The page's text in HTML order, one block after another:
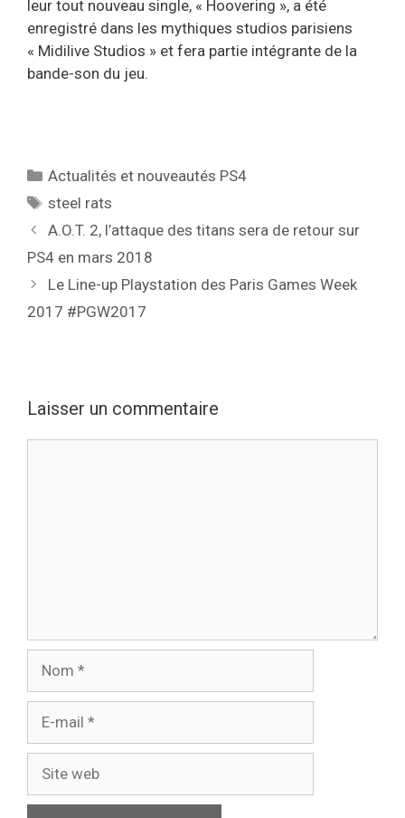
leur tout nouveau single, « Hoovering », a été
enregistré dans les mythiques studios parisiens
« Midilive Studios » et fera partie intégrante de la
bande-son du jeu.
Catégories
Actualités et nouveautés PS4
Étiquettes
steel rats
A.O.T. 2, l’attaque des titans sera de retour sur
PS4 en mars 2018
Le Line-up Playstation des Paris Games Week
2017 #PGW2017
Laisser un commentaire
mail
web